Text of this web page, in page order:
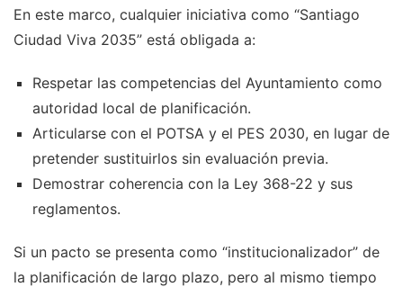
En este marco, cualquier iniciativa como “Santiago
Ciudad Viva 2035” está obligada a:
Respetar las competencias del Ayuntamiento como
autoridad local de planificación.
Articularse con el POTSA y el PES 2030, en lugar de
pretender sustituirlos sin evaluación previa.
Demostrar coherencia con la Ley 368-22 y sus
reglamentos.
Si un pacto se presenta como “institucionalizador” de
la planificación de largo plazo, pero al mismo tiempo